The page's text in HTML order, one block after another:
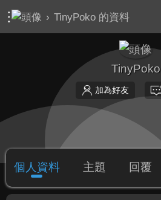
› TinyPoko 的資料
TinyPoko
加為好友
個人資料 主題 回覆